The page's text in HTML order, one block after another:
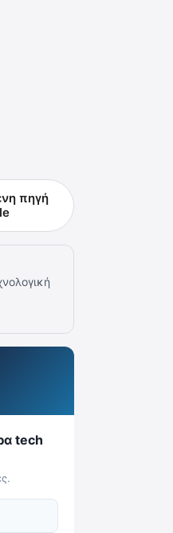
πηγή
tech